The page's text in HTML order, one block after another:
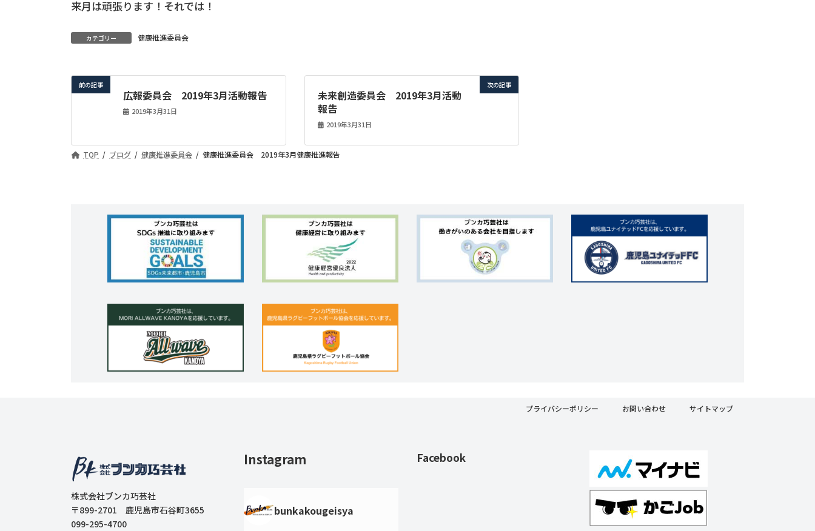
来月は頑張ります！それでは！
カテゴリー 健康推進委員会
前の記事
広報委員会 2019年3月活動報告
2019年3月31日
次の記事
未来創造委員会 2019年3月活動
報告
2019年3月31日
TOP ブログ 健康推進委員会 健康推進委員会 2019年3月健康推進報告
プライバシーポリシー お問い合わせ サイトマップ
株式会社ブンカ巧芸社
〒899-2701 鹿児島市石谷町3655
099-295-4700
Instagram
bunkakougeisya
Facebook